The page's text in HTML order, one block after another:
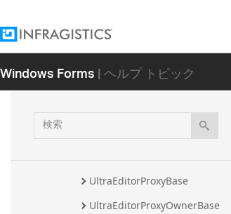
Windows Forms| ヘルプ トピック
検
索
UltraComponentControlManag
erBase
UltraControlBase
UltraControlBase.UltraControlU
UltraEditorProxyBase
UltraEditorProxyOwnerBase